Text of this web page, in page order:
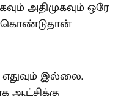
அதிமுகவும் ஒரே
கொண்டுதான்
எதுவும் இல்லை.